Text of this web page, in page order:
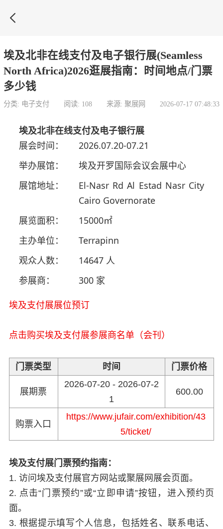

埃及北非在线支付及电子银行展(Seamless
North Africa)2026逛展指南：时间地点/门票
多少钱
分类: 电子支付 阅读: 108 来源: 聚展网 2026-07-17 07:48:33
埃及北非在线支付及电子银行展
展会时间：
2026.07.20-07.21
举办展馆：
埃及开罗国际会议会展中心
展馆地址：
El-Nasr Rd Al Estad Nasr City
Cairo Governorate
展览面积：
15000㎡
主办单位：
Terrapinn
观众人数：
14647 人
参展商：
300 家
埃及支付展展位预订
点击购买埃及支付展参展商名单（会刊）
门票类型 时间 门票价格
展期票
2026-07-20 - 2026-07-2
1
600.00
购票入口
https://www.jufair.com/exhibition/43
5/ticket/
埃及支付展门票预约指南：
1. 访问埃及支付展官方网站或聚展网展会页面。
2. 点击“门票预约”或“立即申请”按钮，进入预约页
面。
3. 根据提示填写个人信息，包括姓名、联系电话、